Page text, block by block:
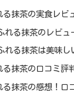
る抹茶の実食レビ
れる抹茶のレビュ
れる抹茶は美味し
る抹茶の口コミ評
る抹茶の感想！口